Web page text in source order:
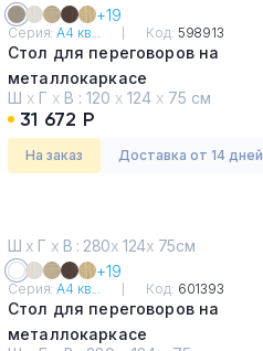
+19
Серия:А4 кв... Код: 598913
Стол для переговоров на
металлокаркасе
Мокко премиум
Ш х Г х В : 120 х 124 х 75 см
31 672 Р
На заказ Доставка от 14 дней
Ш х Г х В : 280х 124х 75см
+19
Серия:А4 кв... Код: 601393
Стол для переговоров на
металлокаркасе